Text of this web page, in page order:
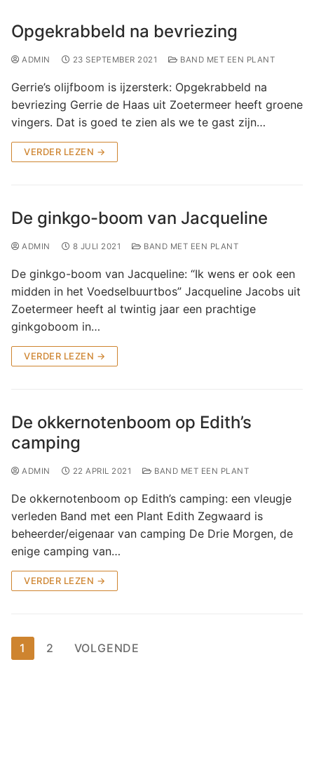
Opgekrabbeld na bevriezing
ADMIN 23 SEPTEMBER 2021 BAND MET EEN PLANT
Gerrie’s olijfboom is ijzersterk: Opgekrabbeld na
bevriezing Gerrie de Haas uit Zoetermeer heeft groene
vingers. Dat is goed te zien als we te gast zijn…
VERDER LEZEN →
De ginkgo-boom van Jacqueline
ADMIN 8 JULI 2021 BAND MET EEN PLANT
De ginkgo-boom van Jacqueline: “Ik wens er ook een
midden in het Voedselbuurtbos” Jacqueline Jacobs uit
Zoetermeer heeft al twintig jaar een prachtige
ginkgoboom in…
VERDER LEZEN →
De okkernotenboom op Edith’s
camping
ADMIN 22 APRIL 2021 BAND MET EEN PLANT
De okkernotenboom op Edith’s camping: een vleugje
verleden Band met een Plant Edith Zegwaard is
beheerder/eigenaar van camping De Drie Morgen, de
enige camping van…
VERDER LEZEN →
1 2 VOLGENDE